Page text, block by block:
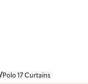
Polo 17 Curtains